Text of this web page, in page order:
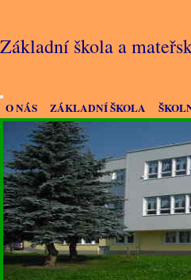
O NÁS ZÁKLADNÍ ŠKOLA
Základní škola a